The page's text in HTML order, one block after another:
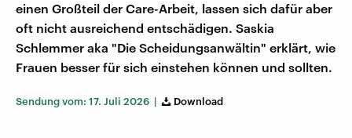
einen Großteil der Care-Arbeit, lassen sich dafür aber
oft nicht ausreichend entschädigen. Saskia
Schlemmer aka "Die Scheidungsanwältin" erklärt, wie
Frauen besser für sich einstehen können und sollten.
Sendung vom: 17. Juli 2026 | Download